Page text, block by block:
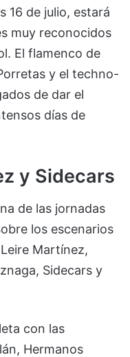
16 de julio, estará
muy reconocidos
El flamenco de
y el techno-
de dar el
días de
y Sidecars
de las jornadas
los escenarios
Martínez,
Sidecars y
con las
Hermanos